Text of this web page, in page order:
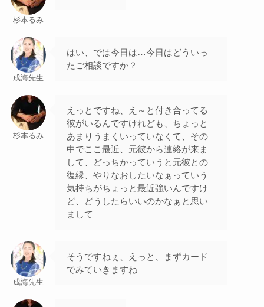
杉本るみ
成海先生
はい、では今日は…今日はどういっ
たご相談ですか？
杉本るみ
えっとですね、え～と付き合ってる
彼がいるんですけれども、ちょっと
あまりうまくいっていなくて、その
中でここ最近、元彼から連絡が来ま
して、どっちかっていうと元彼との
復縁、やりなおしたいなぁっていう
気持ちがちょっと最近強いんですけ
ど、どうしたらいいのかなぁと思い
まして
成海先生
そうですねぇ、えっと、まずカード
でみていきますね